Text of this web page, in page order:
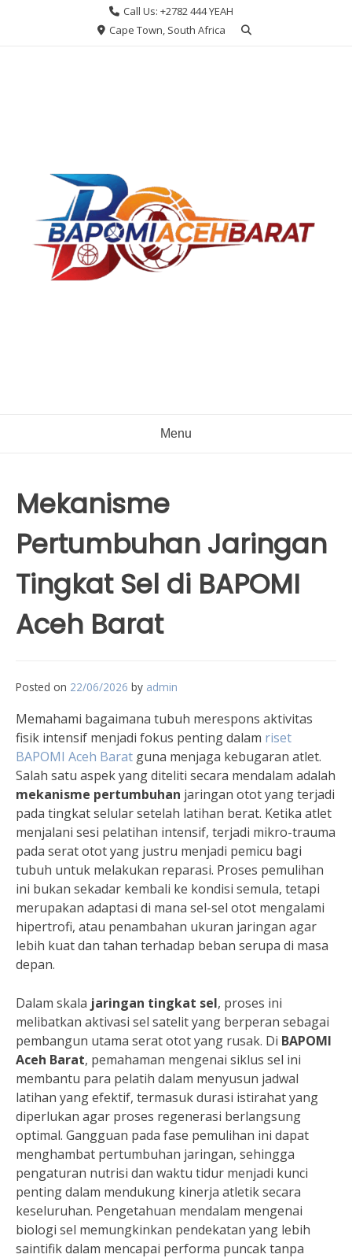
Call Us: +2782 444 YEAH
Cape Town, South Africa
Menu
Mekanisme
Pertumbuhan Jaringan
Tingkat Sel di BAPOMI
Aceh Barat
Posted on 22/06/2026 by admin
Memahami bagaimana tubuh merespons aktivitas
fisik intensif menjadi fokus penting dalam riset
BAPOMI Aceh Barat guna menjaga kebugaran atlet.
Salah satu aspek yang diteliti secara mendalam adalah
mekanisme pertumbuhan jaringan otot yang terjadi
pada tingkat selular setelah latihan berat. Ketika atlet
menjalani sesi pelatihan intensif, terjadi mikro-trauma
pada serat otot yang justru menjadi pemicu bagi
tubuh untuk melakukan reparasi. Proses pemulihan
ini bukan sekadar kembali ke kondisi semula, tetapi
merupakan adaptasi di mana sel-sel otot mengalami
hipertrofi, atau penambahan ukuran jaringan agar
lebih kuat dan tahan terhadap beban serupa di masa
depan.
Dalam skala jaringan tingkat sel, proses ini
melibatkan aktivasi sel satelit yang berperan sebagai
pembangun utama serat otot yang rusak. Di BAPOMI
Aceh Barat, pemahaman mengenai siklus sel ini
membantu para pelatih dalam menyusun jadwal
latihan yang efektif, termasuk durasi istirahat yang
diperlukan agar proses regenerasi berlangsung
optimal. Gangguan pada fase pemulihan ini dapat
menghambat pertumbuhan jaringan, sehingga
pengaturan nutrisi dan waktu tidur menjadi kunci
penting dalam mendukung kinerja atletik secara
keseluruhan. Pengetahuan mendalam mengenai
biologi sel memungkinkan pendekatan yang lebih
saintifik dalam mencapai performa puncak tanpa